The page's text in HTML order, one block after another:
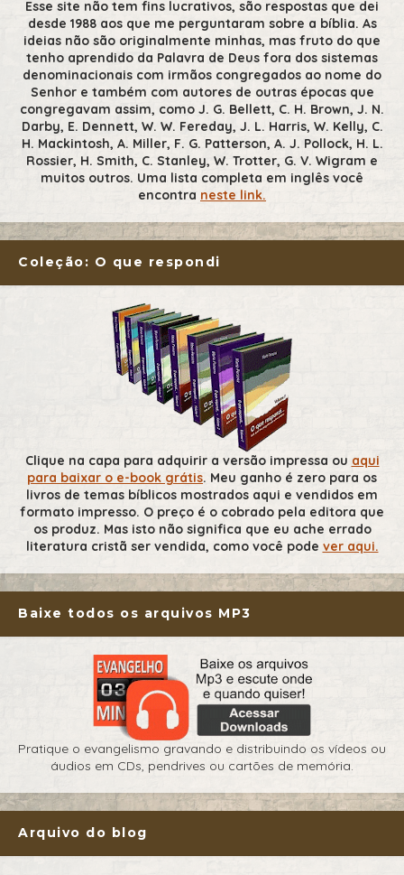
Esse site não tem fins lucrativos, são respostas que dei
desde 1988 aos que me perguntaram sobre a bíblia. As
ideias não são originalmente minhas, mas fruto do que
tenho aprendido da Palavra de Deus fora dos sistemas
denominacionais com irmãos congregados ao nome do
Senhor e também com autores de outras épocas que
congregavam assim, como J. G. Bellett, C. H. Brown, J. N.
Darby, E. Dennett, W. W. Fereday, J. L. Harris, W. Kelly, C.
H. Mackintosh, A. Miller, F. G. Patterson, A. J. Pollock, H. L.
Rossier, H. Smith, C. Stanley, W. Trotter, G. V. Wigram e
muitos outros. Uma lista completa em inglês você
encontra neste link.
Coleção: O que respondi
Clique na capa para adquirir a versão impressa ou aqui
para baixar o e-book grátis. Meu ganho é zero para os
livros de temas bíblicos mostrados aqui e vendidos em
formato impresso. O preço é o cobrado pela editora que
os produz. Mas isto não significa que eu ache errado
literatura cristã ser vendida, como você pode ver aqui.
Baixe todos os arquivos MP3
Pratique o evangelismo gravando e distribuindo os vídeos ou
áudios em CDs, pendrives ou cartões de memória.
Arquivo do blog